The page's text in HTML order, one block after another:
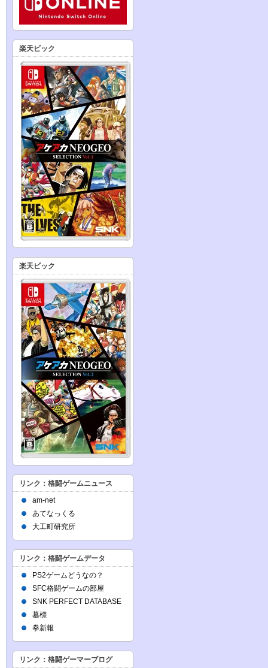
楽天ビック
楽天ビック
リンク：格闘ゲームニュース
am-net
あてなっくる
大工町研究所
リンク：格闘ゲームデータ
PS2ゲームどうなの？
SFC格闘ゲームの部屋
SNK PERFECT DATABASE
墓標
拳新報
リンク：格闘ゲーマーブログ